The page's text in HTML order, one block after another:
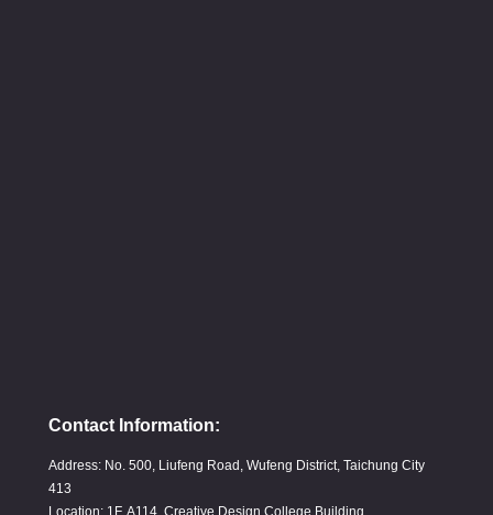
Contact Information:
Address: No. 500, Liufeng Road, Wufeng District, Taichung City
413